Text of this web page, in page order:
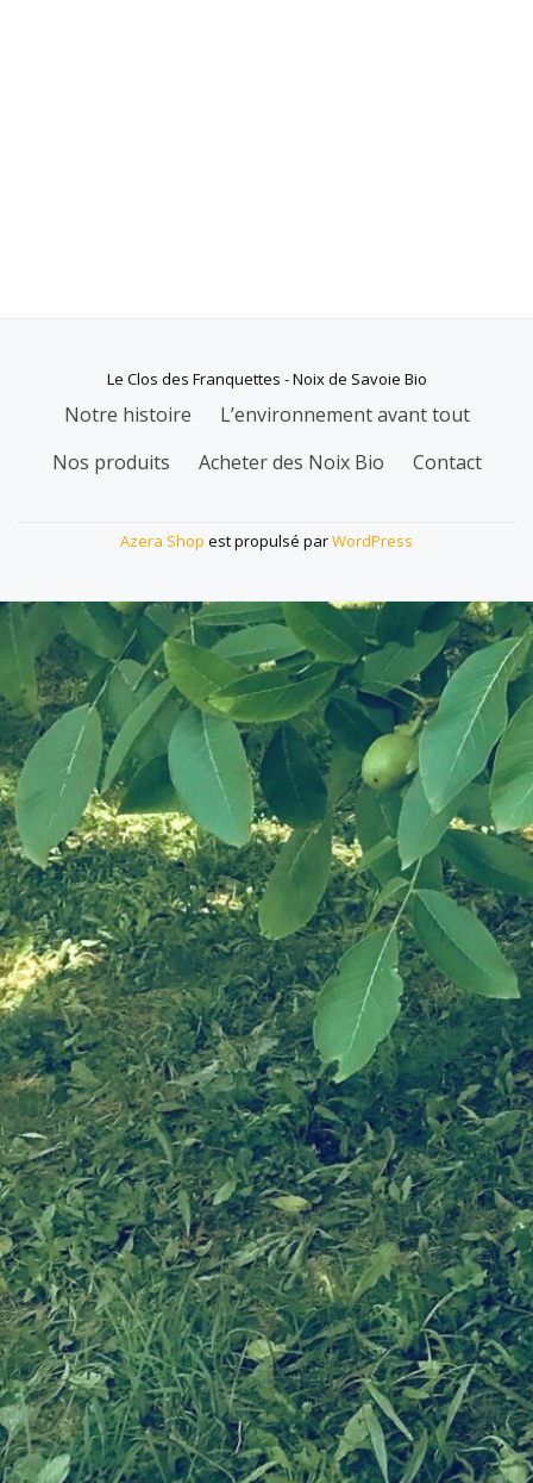
Le Clos des Franquettes - Noix de Savoie Bio
Menu
secondaire
Notre histoire
L’environnement avant tout
Nos produits
Acheter des Noix Bio Contact
Azera Shop est propulsé parWordPress